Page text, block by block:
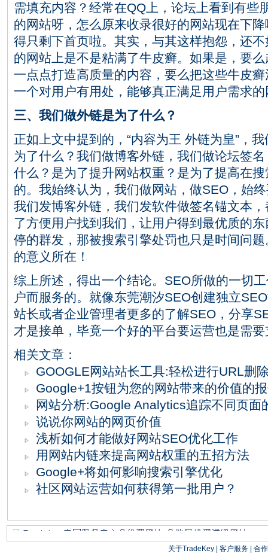
需填充内容？经常在QQ上，论坛上看到有些
的网站呀，怎么原来收录很好的网站现在下
得只剩下首页啦。其实，与其这样抱怨，还
的网站上是不是粘满了牛皮癣。如果是，要
一点点打造高质量的内容，要么把这些牛皮
一个对用户有用处，能够真正满足用户需求
三、我们做外链是为了什么？
正如上文中提到的，“内容为王 外链为皇”，
为了什么？我们做博客外链，我们做论坛签
什么？是为了提升网站权重？是为了提高在
的。我始终认为，我们做网站，做SEO，始
我们发博客外链，我们发软件做签名锚文本
了方便用户找到我们，让用户得到最优质的
停的群发，那被搜索引擎处罚也只是时间问
的意义所在！
综上所述，得出一个结论。SEO所做的一切
户而服务的。就像东莞潮汐SEO创建独立
站长或者企业管理者更多的了解SEO，分享
才是接单，毕竟一个好的平台要运营也是需
相关文章：
GOOGLE网站站长工具:轻松进行URL删
Google+1按钮为您的网站带来的价值的
网站分析:Google Analytics追踪不同页面
说说你网站的网页价值
浅析如何才能做好网站SEO优化工作
用网站内链来提高网站权重的五招方法
Google+将如何影响搜索引擎优化
社区网站运营如何获得第一批用户？
关于TradeKey| 客户服务| 合